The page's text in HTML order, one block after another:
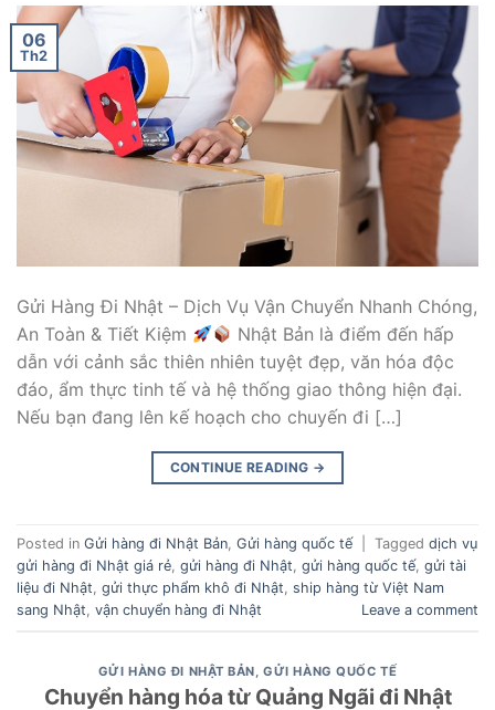
06
Th2
Gửi Hàng Đi Nhật – Dịch Vụ Vận Chuyển Nhanh Chóng,
An Toàn & Tiết Kiệm
Nhật Bản là điểm đến hấp
dẫn với cảnh sắc thiên nhiên tuyệt đẹp, văn hóa độc
đáo, ẩm thực tinh tế và hệ thống giao thông hiện đại.
Nếu bạn đang lên kế hoạch cho chuyến đi […]
CONTINUE READING →
Posted in Gửi hàng đi Nhật Bản Gửi hàng quốc tế Tagged dịch vụ
gửi hàng đi Nhật giá rẻ gửi hàng đi Nhật gửi hàng quốc tế gửi tài
liệu đi Nhật gửi thực phẩm khô đi Nhật ship hàng từ Việt Nam
sang Nhật vận chuyển hàng đi Nhật Leave a comment
GỬI HÀNG ĐI NHẬT BẢN ,GỬI HÀNG QUỐC TẾ
Chuyển hàng hóa từ Quảng Ngãi đi Nhật